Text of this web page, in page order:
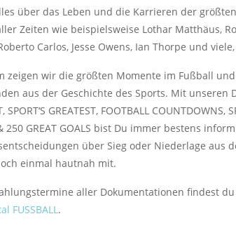
über das Leben und die Karrieren der
Zeiten wie beispielsweise Lothar Matthäus,
Carlos, Jesse Owens, Ian Thorpe und
zeigen wir die größten Momente im Fußball
aus der Geschichte des Sports. Mit unseren
SPORT‘S GREATEST, FOOTBALL COUNTDOWNS,
250 GREAT GOALS bist Du immer bestens
über Sieg oder Niederlage aus
einmal hautnah mit.
aller Dokumentationen findest
FUSSBALL.